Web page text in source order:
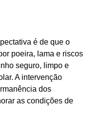
é de que o
poeira, lama e riscos
seguro, limpo e
A intervenção
dos
as condições de